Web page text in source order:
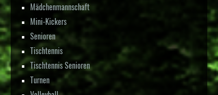
Mädchenmannschaft
Mini-Kickers
Senioren
Tischtennis
Tischtennis Senioren
Turnen